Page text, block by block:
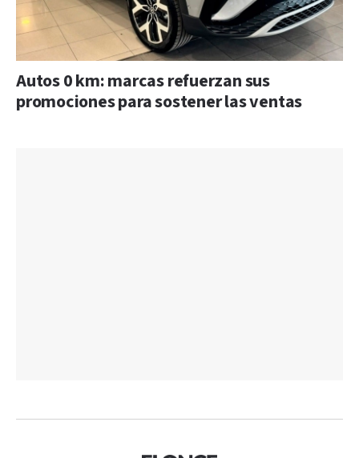
Autos 0 km: marcas refuerzan sus
promociones para sostener las ventas